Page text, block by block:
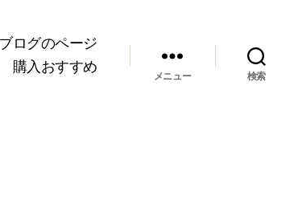
ログのページ
購入おすすめ
メニュー 検索